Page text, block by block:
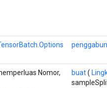
Nomor,
buat(